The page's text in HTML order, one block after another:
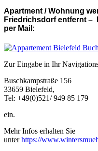
Apartment / Wohnung
Friedrichsdorf entfernt –
per Mail:
Zur Eingabe in Ihr
Buschkampstraße 156
33659 Bielefeld,
Tel: +49(0)521/ 949 85 179
ein.
Mehr Infos erhalten Sie
unterhttps://